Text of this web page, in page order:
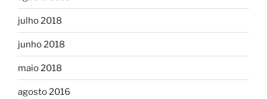
julho 2018
junho 2018
maio 2018
agosto 2016